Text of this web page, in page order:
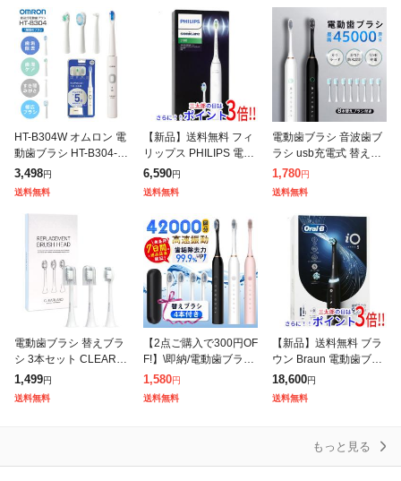
HT-B304W オムロン 電
動歯ブラシ HT-B304-W
軽量約46g ブラシ4本付
き 音波式 充電式 ナビ
3,498円
送料無料
【新品】送料無料 フィ
リップス PHILIPS 電動
歯ブラシ ソニッケアー
3100シリーズ 振動式 H
6,590円
送料無料
電動歯ブラシ 音波歯ブ
ラシ usb充電式 替えブ
ラシ4本 ナノ歯ブラシ 6
つモード 大人 高速振動
1,780円
送料無料
電動歯ブラシ 替えブラ
シ 3本セット CLEARL
ABO専用 ※電動歯ブラ
シ本体は別売りです オ
1,499円
送料無料
【2点ご購入で300円OF
F!】\即納/電動歯ブラシ
音波ブラシ 替えブラシ
4本付き usb充電式 6モ
1,580円
送料無料
【新品】送料無料 ブラ
ウン Braun 電動歯ブラ
シ オーラルB iO5 IOG5
2J62KBK オーラルB(ブ
18,600円
送料無料
もっと見る